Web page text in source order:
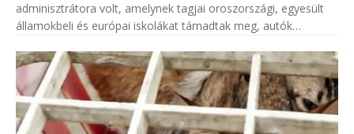
adminisztrátora volt, amelynek tagjai oroszországi, egyesült
államokbeli és európai iskolákat támadtak meg, autók